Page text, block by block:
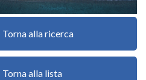
Torna alla ricerca
Torna alla lista